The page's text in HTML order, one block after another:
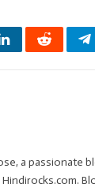
LinkedInReddit
a passionate